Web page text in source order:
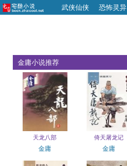
武侠仙侠 恐怖灵异
金庸小说推荐
天龙八部
金庸
倚天屠龙记
金庸